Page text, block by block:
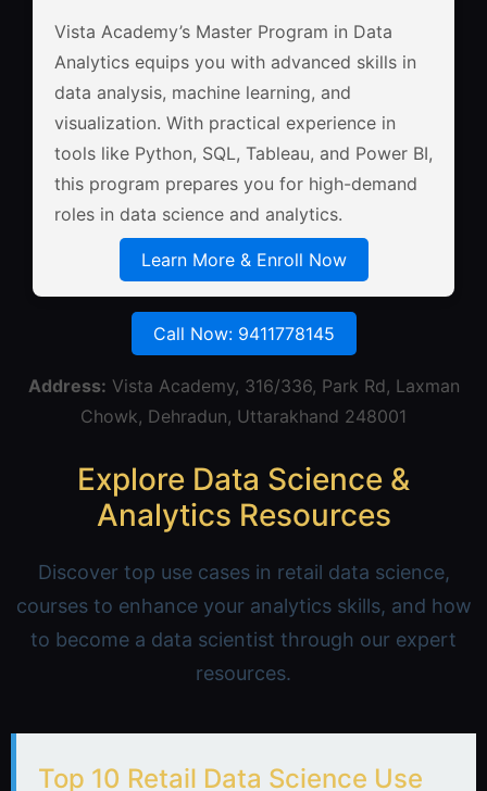
Vista Academy’s Master Program in Data
Analytics equips you with advanced skills in
data analysis, machine learning, and
visualization. With practical experience in
tools like Python, SQL, Tableau, and Power BI,
this program prepares you for high-demand
roles in data science and analytics.
Learn More & Enroll Now
Call Now: 9411778145
Address: Vista Academy, 316/336, Park Rd, Laxman
Chowk, Dehradun, Uttarakhand 248001
Explore Data Science &
Analytics Resources
Discover top use cases in retail data science,
courses to enhance your analytics skills, and how
to become a data scientist through our expert
resources.
Top 10 Retail Data Science Use